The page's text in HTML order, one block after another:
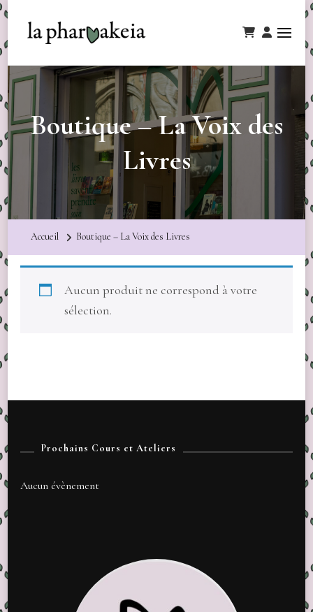
Boutique – La Voix des
Livres
Accueil Boutique – La Voix des Livres
Aucun produit ne correspond à votre
sélection.
Prochains Cours et Ateliers
Aucun évènement